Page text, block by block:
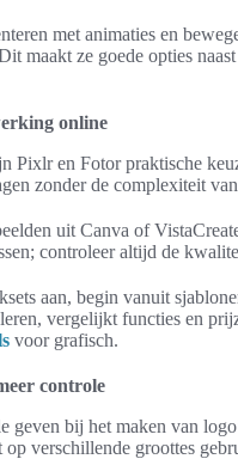
met animaties en
maakt ze goede opties
online
en Fotor praktische
zonder de complexiteit
uit Canva of
controleer altijd de
aan, begin vanuit
vergelijkt functies en
voor grafisch.
controle
bij het maken van
verschillende groottes